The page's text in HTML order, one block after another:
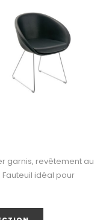
garnis, revêtement au
idéal pour